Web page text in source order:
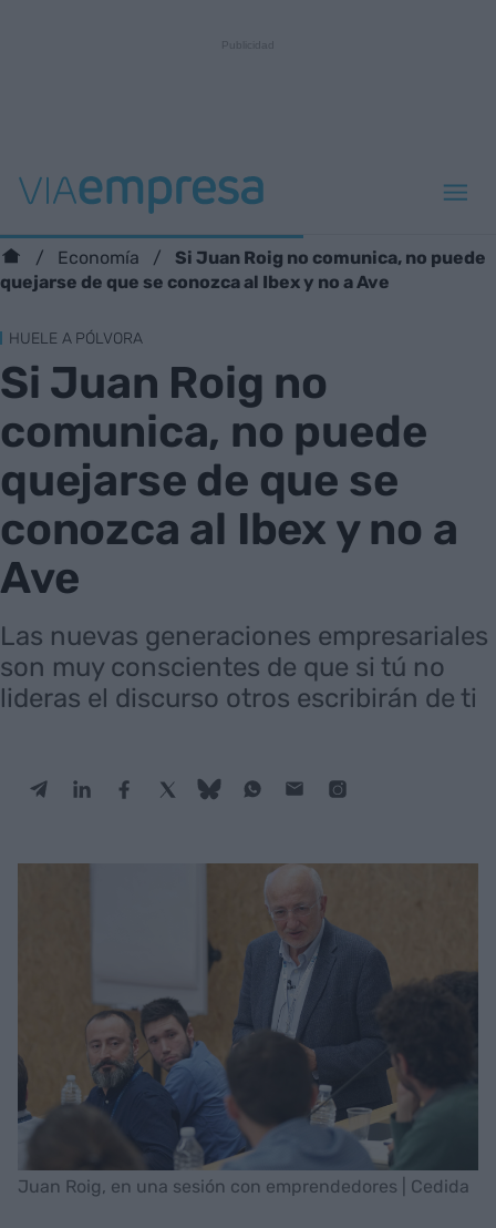
Economía
Si Juan Roig no comunica, no puede
quejarse de que se conozca al Ibex y no a Ave
HUELE A PÓLVORA
Si Juan Roig no
comunica, no puede
quejarse de que se
conozca al Ibex y no a
Ave
Las nuevas generaciones empresariales
son muy conscientes de que si tú no
lideras el discurso otros escribirán de ti
Juan Roig, en una sesión con emprendedores | Cedida